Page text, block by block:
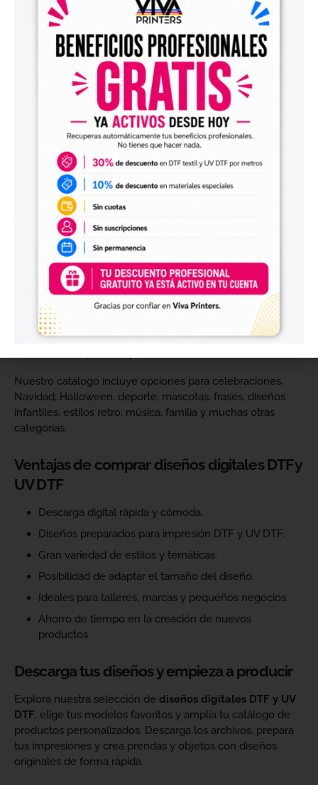
el archivo en tu programa de impresión y producirlo con tu
maquinaria DTF.
Diseños digitales para impresión UV DTF
También encontrarás diseños digitales para UV DTF
perfectos para personalizar vasos, botellas, termos, cajas,
envases, artículos promocionales y otras superficies rígidas
Estos diseños permiten incorporar nuevas opciones a tu
catálogo de personalización de objetos y preparar
producciones propias utilizando tu impresora UV DTF o tu
proveedor habitual de impresión.
Archivos digitales para negocios de
personalización
Comprar diseños digitales es una solución práctica para
profesionales que quieren ahorrar tiempo, renovar su
catálogo y ofrecer más variedad de productos a sus
clientes. Podrás escoger diseños de diferentes estilos,
Nuestro catálogo incluye opciones para celebraciones,
Navidad, Halloween, deporte, mascotas, frases, diseños
infantiles, estilos retro, música, familia y muchas otras
categorías.
Ventajas de comprar diseños digitales DTF y
UV DTF
Descarga digital rápida y cómoda.
Diseños preparados para impresión DTF y UV DTF.
Gran variedad de estilos y temáticas.
Posibilidad de adaptar el tamaño del diseño.
Ideales para talleres, marcas y pequeños negocios.
Ahorro de tiempo en la creación de nuevos
productos.
Descarga tus diseños y empieza a producir
Explora nuestra selección de diseños digitales DTF y UV
DTF, elige tus modelos favoritos y amplía tu catálogo de
productos personalizados. Descarga los archivos, prepara
tus impresiones y crea prendas y objetos con diseños
originales de forma rápida.